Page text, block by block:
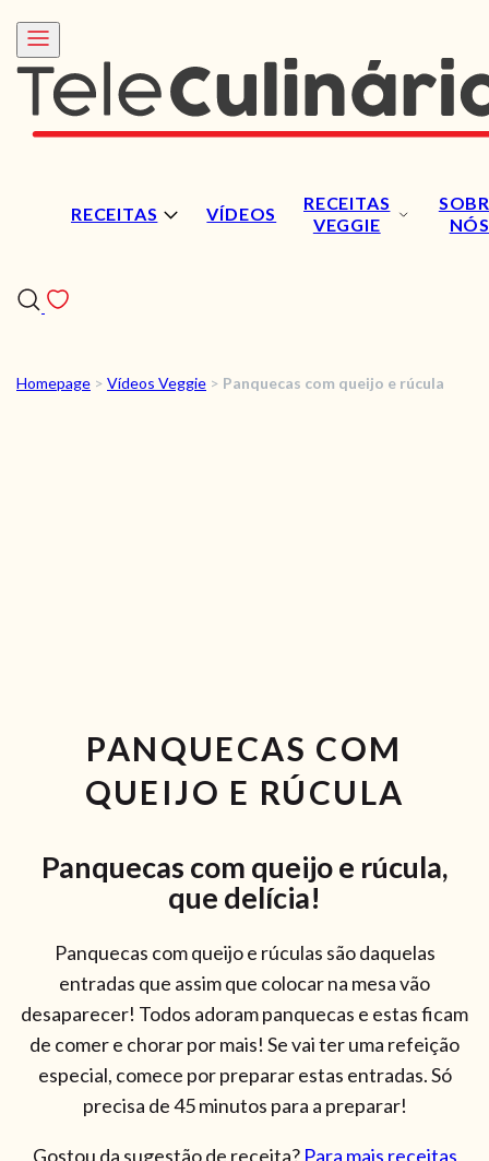
RECEITAS VÍDEOS
RECEITAS
VEGGIE
NÓS
RECEITAS
Homepage > Vídeos Veggie > Panquecas com queijo e rúcula
PANQUECAS COM
QUEIJO E RÚCULA
Panquecas com queijo e rúcula,
que delícia!
Panquecas com queijo e rúculas são daquelas
entradas que assim que colocar na mesa vão
desaparecer! Todos adoram panquecas e estas ficam
de comer e chorar por mais! Se vai ter uma refeição
especial, comece por preparar estas entradas. Só
precisa de 45 minutos para a preparar!
Gostou da sugestão de receita? Para mais receitas